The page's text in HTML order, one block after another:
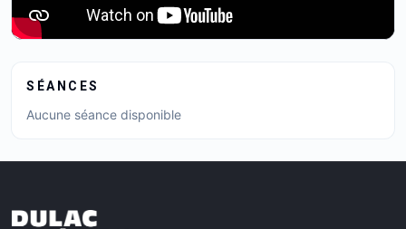
SÉANCES
Aucune séance disponible